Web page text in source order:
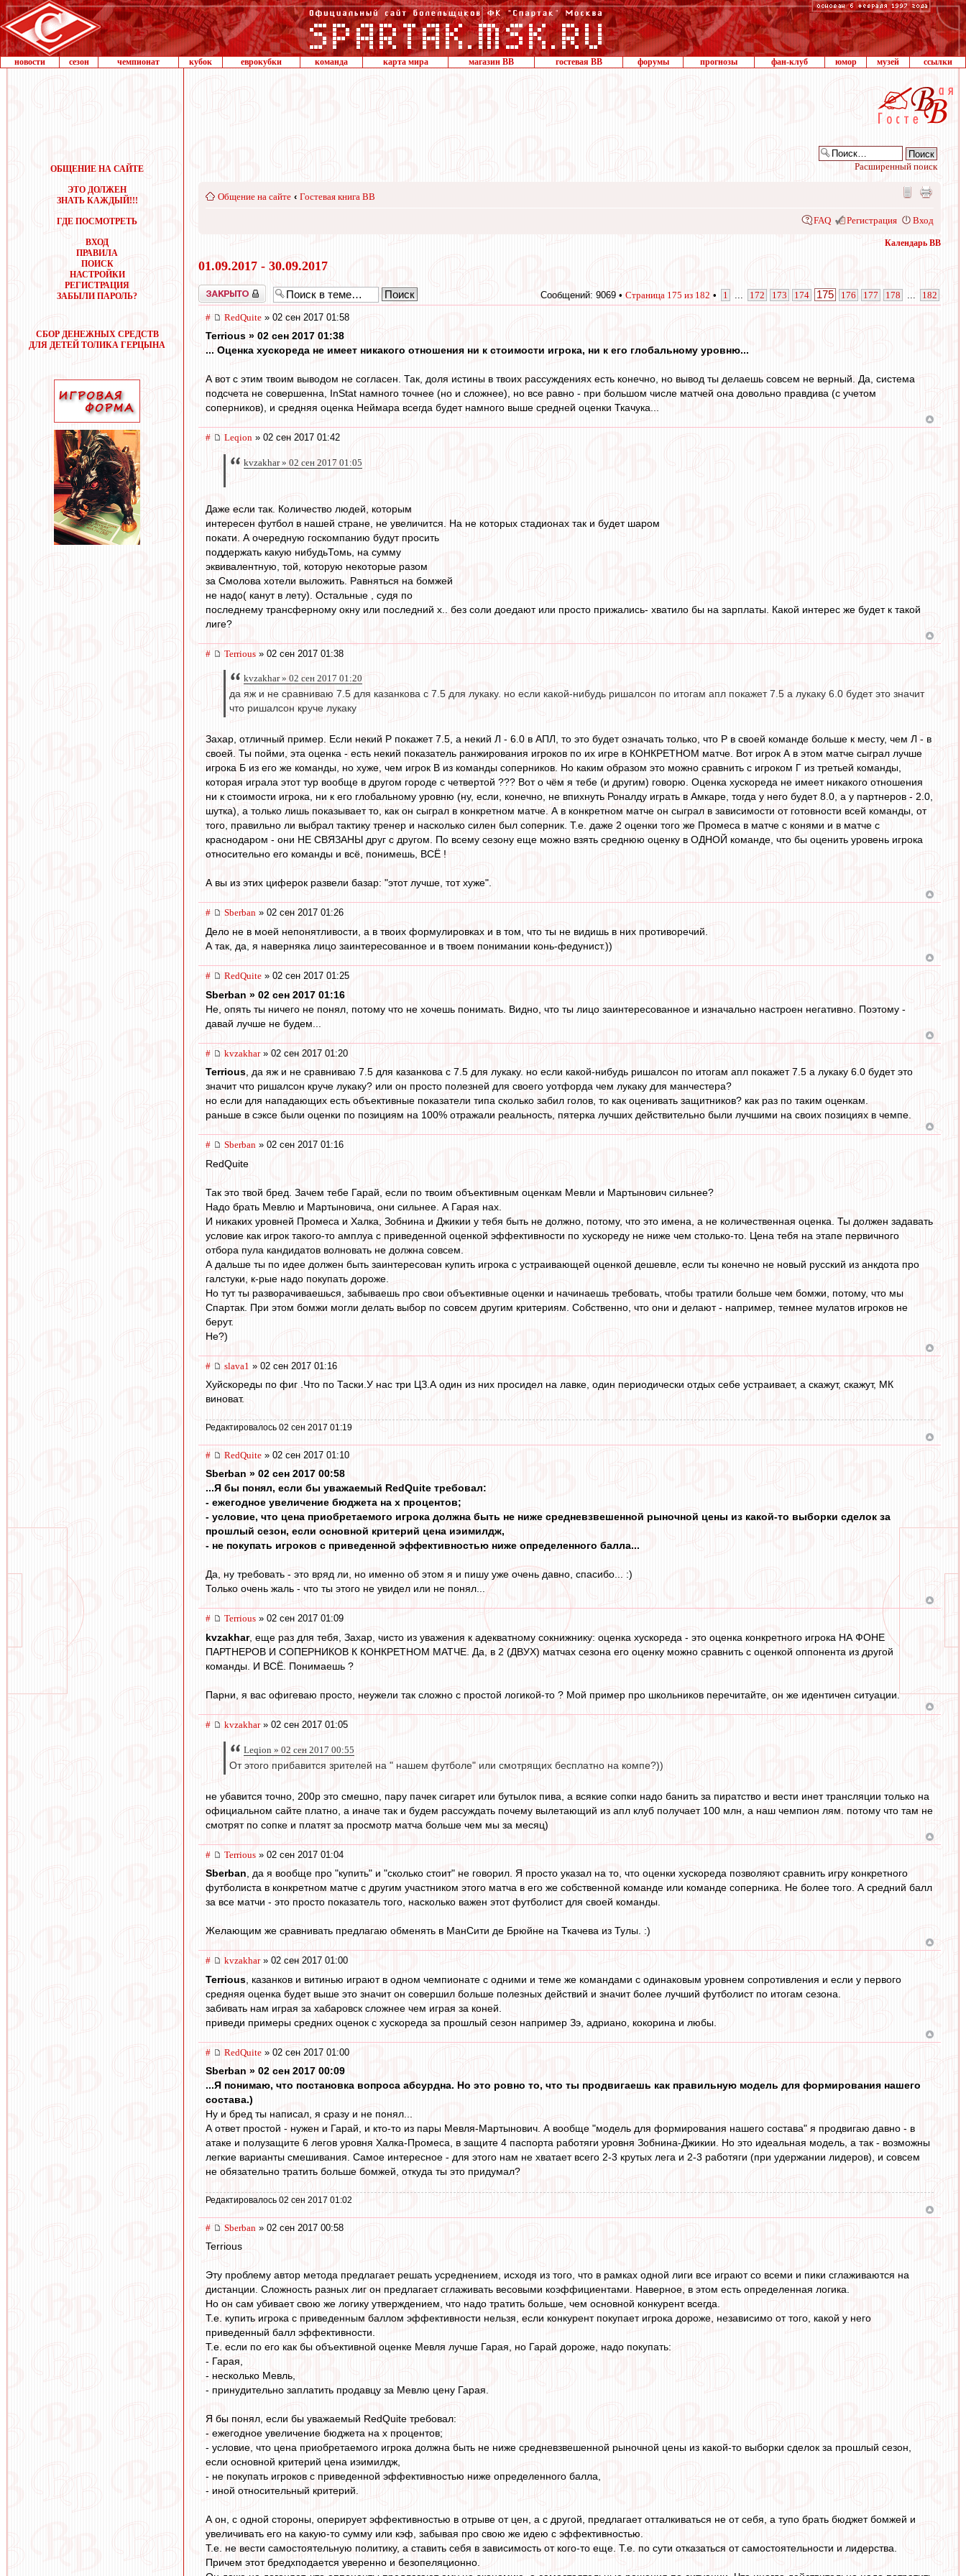
новости сезон чемпионат кубок еврокубки команда карта мира магазин ВВ гостевая ВВ форумы прогнозы фан-клуб юмор музей ссылки
ОБЩЕНИЕ НА САЙТЕ
ЭТО ДОЛЖЕН
ЗНАТЬ КАЖДЫЙ!!!
ГДЕ ПОСМОТРЕТЬ
ВХОД
ПРАВИЛА
ПОИСК
НАСТРОЙКИ
РЕГИСТРАЦИЯ
ЗАБЫЛИ ПАРОЛЬ?
СБОР ДЕНЕЖНЫХ СРЕДСТВ
ДЛЯ ДЕТЕЙ ТОЛИКА ГЕРЦЫНА
Расширенный поиск
Общение на сайте ‹ Гостевая книга ВВ
FAQ Регистрация Вход
Календарь ВВ
01.09.2017 - 30.09.2017
Закрыто Сообщений: 9069 • Страница 175 из 182 • 1 172 173 174 175 176 177 178 182
# RedQuite » 02 сен 2017 01:58
Terrious » 02 сен 2017 01:38
... Оценка хускореда не имеет никакого отношения ни к стоимости игрока, ни к его глобальному уровню...
А вот с этим твоим выводом не согласен. Так, доля истины в твоих рассуждениях есть конечно, но вывод ты делаешь совсем не верный. Да, система
подсчета не совершенна, InStаt намного точнее (но и сложнее), но все равно - при большом числе матчей она довольно правдива (с учетом
соперников), и средняя оценка Неймара всегда будет намного выше средней оценки Ткачука...
# Leqion » 02 сен 2017 01:42
kvzakhar » 02 сен 2017 01:05
Даже если так. Количество людей, которым
интересен футбол в нашей стране, не увеличится. На не которых стадионах так и будет шаром
покати. А очередную госкомпанию будут просить
поддержать какую нибудьТомь, на сумму
эквивалентную, той, которую некоторые разом
за Смолова хотели выложить. Равняться на бомжей
не надо( канут в лету). Остальные , судя по
последнему трансферному окну или последний х.. без соли доедают или просто прижались- хватило бы на зарплаты. Какой интерес же будет к такой
лиге?
# Terrious » 02 сен 2017 01:38
kvzakhar » 02 сен 2017 01:20
да яж и не сравниваю 7.5 для казанкова с 7.5 для лукаку. но если какой-нибудь ришалсон по итогам апл покажет 7.5 а лукаку 6.0 будет это значит
что ришалсон круче лукаку
Захар, отличный пример. Если некий Р покажет 7.5, а некий Л - 6.0 в АПЛ, то это будет означать только, что Р в своей команде больше к месту, чем Л - в
своей. Ты пойми, эта оценка - есть некий показатель ранжирования игроков по их игре в КОНКРЕТНОМ матче. Вот игрок А в этом матче сыграл лучше
игрока Б из его же команды, но хуже, чем игрок В из команды соперников. Но каким образом это можно сравнить с игроком Г из третьей команды,
которая играла этот тур вообще в другом городе с четвертой ??? Вот о чём я тебе (и другим) говорю. Оценка хускореда не имеет никакого отношения
ни к стоимости игрока, ни к его глобальному уровню (ну, если, конечно, не впихнуть Роналду играть в Амкаре, тогда у него будет 8.0, а у партнеров - 2.0,
шутка), а только лишь показывает то, как он сыграл в конкретном матче. А в конкретном матче он сыграл в зависимости от готовности всей команды, от
того, правильно ли выбрал тактику тренер и насколько силен был соперник. Т.е. даже 2 оценки того же Промеса в матче с конями и в матче с
краснодаром - они НЕ СВЯЗАНЫ друг с другом. По всему сезону еще можно взять среднюю оценку в ОДНОЙ команде, что бы оценить уровень игрока
относительно его команды и всё, понимешь, ВСЁ !
А вы из этих циферок развели базар: "этот лучше, тот хуже".
# Sberban » 02 сен 2017 01:26
Дело не в моей непонятливости, а в твоих формулировках и в том, что ты не видишь в них противоречий.
А так, да, я наверняка лицо заинтересованное и в твоем понимании конь-федунист.))
# RedQuite » 02 сен 2017 01:25
Sberban » 02 сен 2017 01:16
Не, опять ты ничего не понял, потому что не хочешь понимать. Видно, что ты лицо заинтересованное и изначально настроен негативно. Поэтому -
давай лучше не будем...
# kvzakhar» 02 сен 2017 01:20
Terrious , да яж и не сравниваю 7.5 для казанкова с 7.5 для лукаку. но если какой-нибудь ришалсон по итогам апл покажет 7.5 а лукаку 6.0 будет это
значит что ришалсон круче лукаку? или он просто полезней для своего уотфорда чем лукаку для манчестера?
но если для нападающих есть объективные показатели типа сколько забил голов, то как оценивать защитников? как раз по таким оценкам.
раньше в сэксе были оценки по позициям на 100% отражали реальность, пятерка лучших действительно были лучшими на своих позициях в чемпе.
# Sberban » 02 сен 2017 01:16
RedQuite
Так это твой бред. Зачем тебе Гарай, если по твоим объективным оценкам Мевли и Мартынович сильнее?
Надо брать Мевлю и Мартыновича, они сильнее. А Гарая нах.
И никаких уровней Промеса и Халка, Зобнина и Джикии у тебя быть не должно, потому, что это имена, а не количественная оценка. Ты должен задавать
условие как игрок такого-то амплуа с приведенной оценкой эффективности по хускореду не ниже чем столько-то. Цена тебя на этапе первичного
отбора пула кандидатов волновать не должна совсем.
А дальше ты по идее должен быть заинтересован купить игрока с устраивающей оценкой дешевле, если ты конечно не новый русский из анкдота про
галстуки, к-рые надо покупать дороже.
Но тут ты разворачиваешься, забываешь про свои объективные оценки и начинаешь требовать, чтобы тратили больше чем бомжи, потому, что мы
Спартак. При этом бомжи могли делать выбор по совсем другим критериям. Собственно, что они и делают - например, темнее мулатов игроков не
берут.
Не?)
# slava1 » 02 сен 2017 01:16
Хуйскореды по фиг .Что по Таски.У нас три ЦЗ.А один из них просидел на лавке, один периодически отдых себе устраивает, а скажут, скажут, МК
виноват.
Редактировалось 02 сен 2017 01:19
# RedQuite » 02 сен 2017 01:10
Sberban » 02 сен 2017 00:58
...Я бы понял, если бы уважаемый RedQuite требовал:
- ежегодное увеличение бюджета на х процентов;
- условие, что цена приобретаемого игрока должна быть не ниже средневзвешенной рыночной цены из какой-то выборки сделок за
прошлый сезон, если основной критерий цена иэимилдж,
- не покупать игроков с приведенной эффективностью ниже определенного балла...
Да, ну требовать - это вряд ли, но именно об этом я и пишу уже очень давно, спасибо... :)
Только очень жаль - что ты этого не увидел или не понял...
# Terrious » 02 сен 2017 01:09
kvzakhar, еще раз для тебя, Захар, чисто из уважения к адекватному сокнижнику: оценка хускореда - это оценка конкретного игрока НА ФОНЕ
ПАРТНЕРОВ И СОПЕРНИКОВ К КОНКРЕТНОМ МАТЧЕ. Да, в 2 (ДВУХ) матчах сезона его оценку можно сравнить с оценкой оппонента из другой
команды. И ВСЁ. Понимаешь ?
Парни, я вас офигеваю просто, неужели так сложно с простой логикой-то ? Мой пример про школьников перечитайте, он же идентичен ситуации.
# kvzakhar» 02 сен 2017 01:05
Leqion » 02 сен 2017 00:55
От этого прибавится зрителей на " нашем футболе" или смотрящих бесплатно на компе?))
не убавится точно, 200р это смешно, пару пачек сигарет или бутылок пива, а всякие сопки надо банить за пиратство и вести инет трансляции только на
официальном сайте платно, а иначе так и будем рассуждать почему вылетающий из апл клуб получает 100 млн, а наш чемпион лям. потому что там не
смотрят по сопке и платят за просмотр матча больше чем мы за месяц)
# Terrious » 02 сен 2017 01:04
Sberban , да я вообще про "купить" и "сколько стоит" не говорил. Я просто указал на то, что оценки хускореда позволяют сравнить игру конкретного
футболиста в конкретном матче с другим участником этого матча в его же собственной команде или команде соперника. Не более того. А средний балл
за все матчи - это просто показатель того, насколько важен этот футболист для своей команды.
Желающим же сравнивать предлагаю обменять в МанСити де Брюйне на Ткачева из Тулы. :)
# kvzakhar» 02 сен 2017 01:00
Terrious , казанков и витинью играют в одном чемпионате с одними и теме же командами с одинаковым уровнем сопротивления и если у первого
средняя оценка будет выше это значит он совершил больше полезных действий и значит более лучший футболист по итогам сезона.
забивать нам играя за хабаровск сложнее чем играя за коней.
приведи примеры средних оценок с хускореда за прошлый сезон например Зэ, адриано, кокорина и любы.
# RedQuite » 02 сен 2017 01:00
Sberban » 02 сен 2017 00:09
...Я понимаю, что постановка вопроса абсурдна. Но это ровно то, что ты продвигаешь как правильную модель для формирования нашего
состава.)
Ну и бред ты написал, я сразу и не понял...
А ответ простой - нужен и Гарай, и кто-то из пары Мевля-Мартынович. А вообще "модель для формирования нашего состава" я продвигаю давно - в
атаке и полузащите 6 легов уровня Халка-Промеса, в защите 4 паспорта работяги уровня Зобнина-Джикии. Но это идеальная модель, а так - возможны
легкие варианты смешивания. Самое интересное - для этого нам не хватает всего 2-3 крутых лега и 2-3 работяги (при удержании лидеров), и совсем
не обязательно тратить больше бомжей, откуда ты это придумал?
Редактировалось 02 сен 2017 01:02
# Sberban » 02 сен 2017 00:58
Terrious
Эту проблему автор метода предлагает решать усреднением, исходя из того, что в рамках одной лиги все играют со всеми и пики сглаживаются на
дистанции. Сложность разных лиг он предлагает сглаживать весовыми коэффициентами. Наверное, в этом есть определенная логика.
Но он сам убивает свою же логику утверждением, что надо тратить больше, чем основной конкурент всегда.
Т.е. купить игрока с приведенным баллом эффективности нельзя, если конкурент покупает игрока дороже, независимо от того, какой у него
приведенный балл эффективности.
Т.е. если по его как бы объективной оценке Мевля лучше Гарая, но Гарай дороже, надо покупать:
- Гарая,
- несколько Мевль,
- принудительно заплатить продавцу за Мевлю цену Гарая.
Я бы понял, если бы уважаемый RedQuite требовал:
- ежегодное увеличение бюджета на х процентов;
- условие, что цена приобретаемого игрока должна быть не ниже средневзвешенной рыночной цены из какой-то выборки сделок за прошлый сезон,
если основной критерий цена иэимилдж,
- не покупать игроков с приведенной эффективностью ниже определенного балла,
- иной относительный критерий.
А он, с одной стороны, оперирует эффективностью в отрыве от цен, а с другой, предлагает отталкиваться не от себя, а тупо брать бюджет бомжей и
увеличивать его на какую-то сумму или кэф, забывая про свою же идею с эффективностью.
Т.е. не вести самостоятельную политику, а ставить себя в зависимость от кого-то еще. Т.е. по сути отказаться от самостоятельности и лидерства.
Причем этот бредхподается уверенно и безопеляционно.